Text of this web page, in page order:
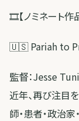
🎞【ノミネート作
🇺🇸 Pariah to
監督：Jesse
近年、再び注目
師・患者・政治